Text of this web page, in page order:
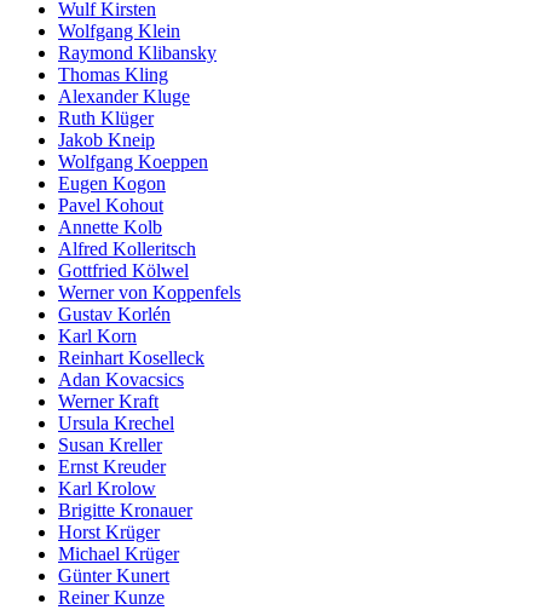
Wulf Kirsten
Wolfgang Klein
Raymond Klibansky
Thomas Kling
Alexander Kluge
Ruth Klüger
Jakob Kneip
Wolfgang Koeppen
Eugen Kogon
Pavel Kohout
Annette Kolb
Alfred Kolleritsch
Gottfried Kölwel
Werner von Koppenfels
Gustav Korlén
Karl Korn
Reinhart Koselleck
Adan Kovacsics
Werner Kraft
Ursula Krechel
Susan Kreller
Ernst Kreuder
Karl Krolow
Brigitte Kronauer
Horst Krüger
Michael Krüger
Günter Kunert
Reiner Kunze